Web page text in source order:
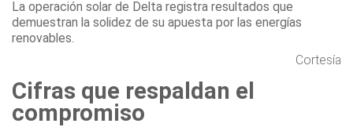
La operación solar de Delta registra resultados que
demuestran la solidez de su apuesta por las energías
renovables.
Cortesía
Cifras que respaldan el
compromiso